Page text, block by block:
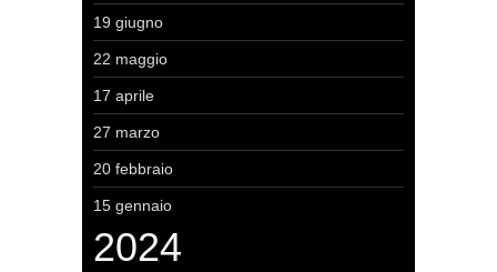
19 giugno
22 maggio
17 aprile
27 marzo
20 febbraio
15 gennaio
2024